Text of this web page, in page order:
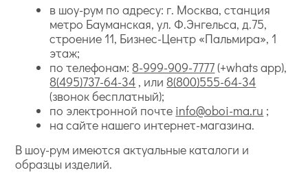
в шоу-рум по адресу: г. Москва, станция
метро Бауманская, ул. Ф.Энгельса, д.75,
строение 11, Бизнес-Центр «Пальмира», 1
этаж;
по телефонам: 8-999-909-7777(+whats app),
8(495)737-64-34 , или 8(800)555-64-34
(звонок бесплатный);
по электронной почте info@oboi-ma.ru ;
на сайте нашего интернет-магазина.
В шоу-рум имеются актуальные каталоги и
образцы изделий.